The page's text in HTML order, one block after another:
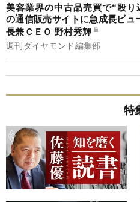
美容業界の中古品売買で“殴
の通信販売サイトに急成長ビュ
長兼ＣＥＯ 野村秀輝
週刊ダイヤモンド編集部
特